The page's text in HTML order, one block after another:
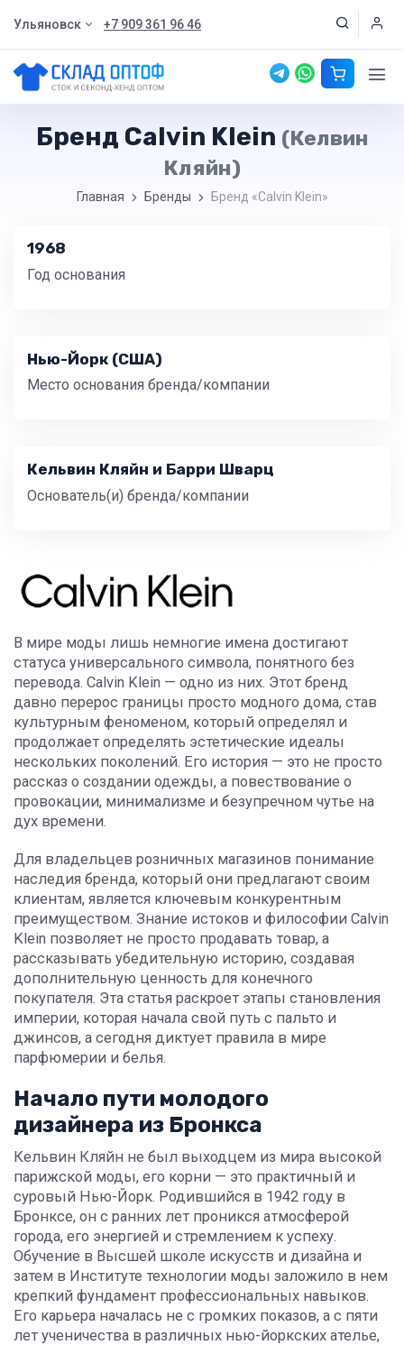
Ульяновск +7 909 361 96 46
Бренд Calvin Klein (Келвин
Кляйн)
Главная Бренды Бренд «Calvin Klein»
1968
Год основания
Нью-Йорк (США)
Место основания бренда/компании
Кельвин Кляйн и Барри Шварц
Основатель(и) бренда/компании
В мире моды лишь немногие имена достигают
статуса универсального символа, понятного без
перевода. Calvin Klein — одно из них. Этот бренд
давно перерос границы просто модного дома, став
культурным феноменом, который определял и
продолжает определять эстетические идеалы
нескольких поколений. Его история — это не просто
рассказ о создании одежды, а повествование о
провокации, минимализме и безупречном чутье на
дух времени.
Для владельцев розничных магазинов понимание
наследия бренда, который они предлагают своим
клиентам, является ключевым конкурентным
преимуществом. Знание истоков и философии Calvin
Klein позволяет не просто продавать товар, а
рассказывать убедительную историю, создавая
дополнительную ценность для конечного
покупателя. Эта статья раскроет этапы становления
империи, которая начала свой путь с пальто и
джинсов, а сегодня диктует правила в мире
парфюмерии и белья.
Начало пути молодого
дизайнера из Бронкса
Кельвин Кляйн не был выходцем из мира высокой
парижской моды, его корни — это практичный и
суровый Нью-Йорк. Родившийся в 1942 году в
Бронксе, он с ранних лет проникся атмосферой
города, его энергией и стремлением к успеху.
Обучение в Высшей школе искусств и дизайна и
затем в Институте технологии моды заложило в нем
крепкий фундамент профессиональных навыков.
Его карьера началась не с громких показов, а с пяти
лет ученичества в различных нью-йоркских ателье,